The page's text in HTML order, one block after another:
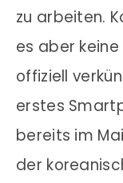
zu arbeiten.
es aber
offiziell
erstes
bereits im
der